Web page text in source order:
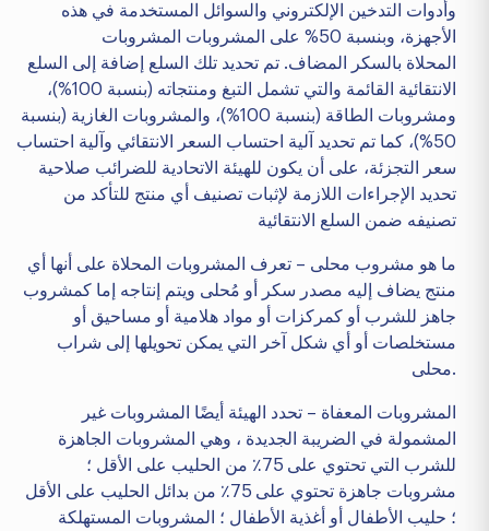
وأدوات التدخين الإلكتروني والسوائل المستخدمة في هذه
الأجهزة، وبنسبة 50% على المشروبات المشروبات
المحلاة بالسكر المضاف. تم تحديد تلك السلع إضافة إلى السلع
الانتقائية القائمة والتي تشمل التبغ ومنتجاته (بنسبة 100%)،
ومشروبات الطاقة (بنسبة 100%)، والمشروبات الغازية (بنسبة
50%)، كما تم تحديد آلية احتساب السعر الانتقائي وآلية احتساب
سعر التجزئة، على أن يكون للهيئة الاتحادية للضرائب صلاحية
تحديد الإجراءات اللازمة لإثبات تصنيف أي منتج للتأكد من
تصنيفه ضمن السلع الانتقائية
ما هو مشروب محلى – تعرف المشروبات المحلاة على أنها أي
منتج يضاف إليه مصدر سكر أو مُحلى ويتم إنتاجه إما كمشروب
جاهز للشرب أو كمركزات أو مواد هلامية أو مساحيق أو
مستخلصات أو أي شكل آخر التي يمكن تحويلها إلى شراب
محلى.
المشروبات المعفاة – تحدد الهيئة أيضًا المشروبات غير
المشمولة في الضريبة الجديدة ، وهي المشروبات الجاهزة
للشرب التي تحتوي على 75٪ من الحليب على الأقل ؛
مشروبات جاهزة تحتوي على 75٪ من بدائل الحليب على الأقل
؛ حليب الأطفال أو أغذية الأطفال ؛ المشروبات المستهلكة